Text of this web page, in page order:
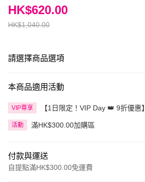
HK$1,040.00
HK$620.00
請選擇商品選項
本商品適用活動
VIP尊享 【1日限定！VIP Day 👑 9折優惠】
活動 滿HK$300.00加購區
付款與運送
自提點滿HK$300.00免運費